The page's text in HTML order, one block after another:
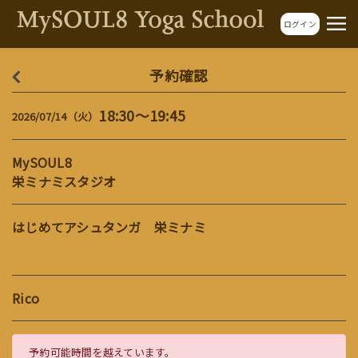
ログイン
予約確認
2026/07/14（火） 18:30～19:45
MySOUL8
栄ミナミスタジオ
はじめてアシュタンガ 栄ミナミ
Rico
予約可能時間を越えています。